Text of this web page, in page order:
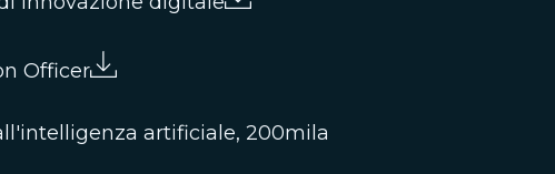
Officer
artificiale, 200mila